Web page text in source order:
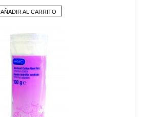
AÑADIR AL CARRITO